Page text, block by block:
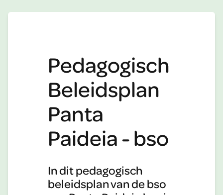
Pedagogisch
Beleidsplan
Panta
Paideia - bso
In dit pedagogisch
beleidsplan van de bso